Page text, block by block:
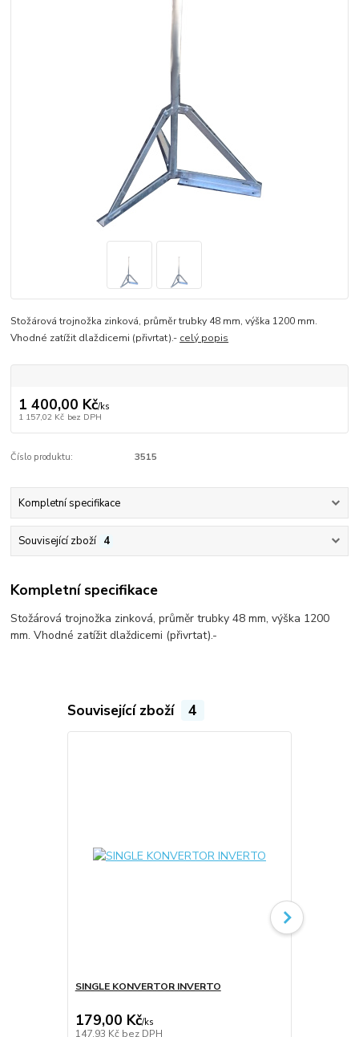
Stožárová trojnožka zinková, průměr trubky 48 mm, výška 1200 mm.
Vhodné zatížit dlaždicemi (přivrtat).- celý popis
1 400,00 Kč/ks
1 157,02 Kč bez DPH
Číslo produktu: 3515
Kompletní specifikace
Související zboží 4
Kompletní specifikace
Stožárová trojnožka zinková, průměr trubky 48 mm, výška 1200
mm. Vhodné zatížit dlaždicemi (přivrtat).-
Související zboží 4
SINGLE KONVERTOR INVERTO
179,00 Kč/ks
147,93 Kč bez DPH